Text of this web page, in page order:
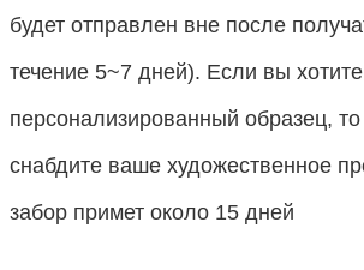
будет отправлен вне после
течение 5~7 дней). Если вы хотите
персонализированный образец,
снабдите ваше художественное
забор примет около 15 дней